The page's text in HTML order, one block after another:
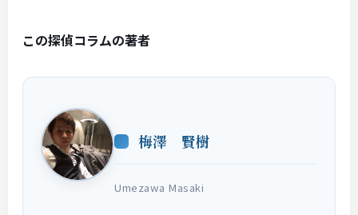
この探偵コラムの著者
梅澤 賢樹
Umezawa Masaki